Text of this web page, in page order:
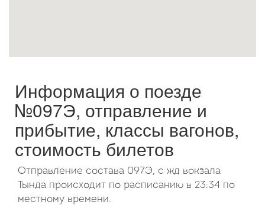
Информация о поезде
№097Э, отправление и
прибытие, классы вагонов,
стоимость билетов
Отправление состава 097Э, с жд вокзала
Тында происходит по расписанию в 23:34 по
местному времени.